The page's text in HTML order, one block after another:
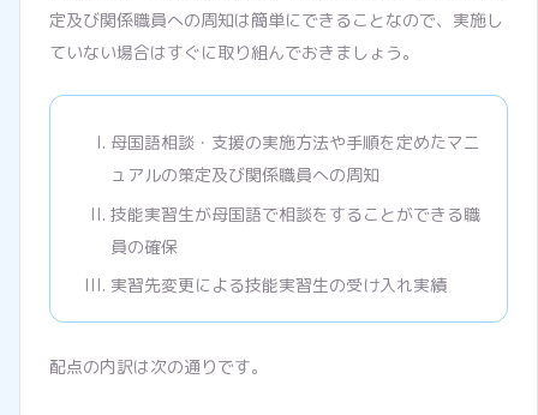
定及び関係職員への周知は簡単にできることなので、実施し
ていない場合はすぐに取り組んでおきましょう。
母国語相談・支援の実施方法や手順を定めたマニ
ュアルの策定及び関係職員への周知
技能実習生が母国語で相談をすることができる職
員の確保
実習先変更による技能実習生の受け入れ実績
配点の内訳は次の通りです。